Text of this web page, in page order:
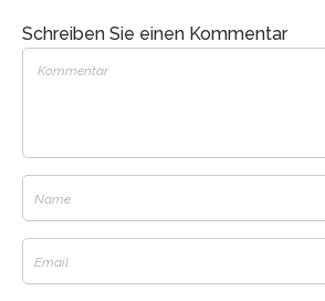
Schreiben Sie einen Kommentar